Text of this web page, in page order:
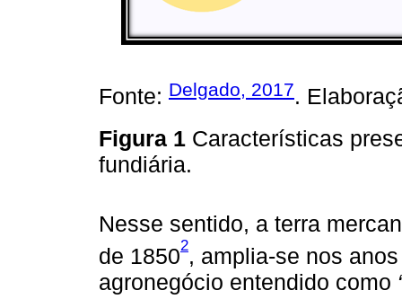
Fonte: Delgado, 2017.
Figura 1 Características
fundiária.
Nesse sentido, a terra
de 18502, amplia-se nos
agronegócio entendido como